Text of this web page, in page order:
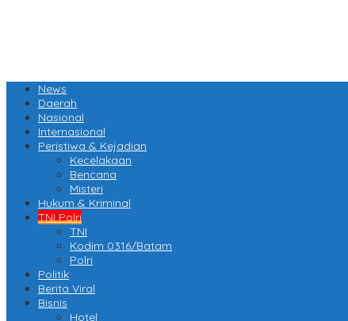
News
Daerah
Nasional
Internasional
Peristiwa & Kejadian
Kecelakaan
Bencana
Misteri
Hukum & Kriminal
TNI Polri
TNI
Kodim 0316/Batam
Polri
Politik
Berita Viral
Bisnis
Hotel